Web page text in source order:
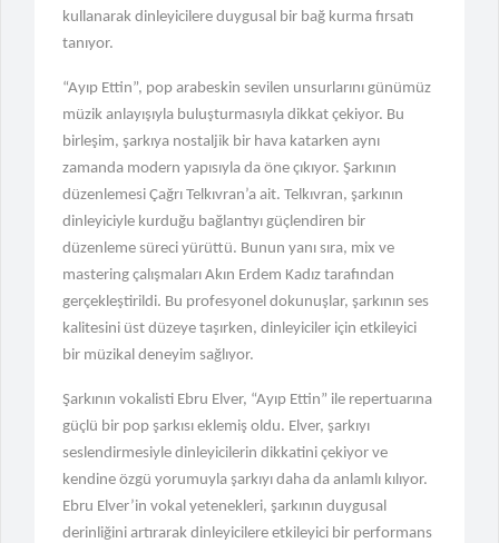
"Manisa'da Rüşvet Operasyonu: Yeni
CHP'de 'Truva Atı' İsimlere Disiplin
Süreci!
İade Kararı!
"Borç Krizi: Bankalar Gayrimenkul
Satışına Başladı"
"Istanbul Jewelry Show 2026: 60.
Kumar Bağımlılığı: Toplumsal Bir
"Fıtık Tedavisinde Kapalı Cerrahinin
Avantajları"
"Ünlülerden AHBAP'a Yüklü
Bağışlar Yapıldı!"
kullanarak dinleyicilere duygusal bir bağ kurma fırsatı
tanıyor.
“Ayıp Ettin”, pop arabeskin sevilen unsurlarını günümüz
müzik anlayışıyla buluşturmasıyla dikkat çekiyor. Bu
birleşim, şarkıya nostaljik bir hava katarken aynı
zamanda modern yapısıyla da öne çıkıyor. Şarkının
düzenlemesi Çağrı Telkıvran’a ait. Telkıvran, şarkının
dinleyiciyle kurduğu bağlantıyı güçlendiren bir
düzenleme süreci yürüttü. Bunun yanı sıra, mix ve
mastering çalışmaları Akın Erdem Kadız tarafından
gerçekleştirildi. Bu profesyonel dokunuşlar, şarkının ses
kalitesini üst düzeye taşırken, dinleyiciler için etkileyici
bir müzikal deneyim sağlıyor.
Şarkının vokalisti Ebru Elver, “Ayıp Ettin” ile repertuarına
güçlü bir pop şarkısı eklemiş oldu. Elver, şarkıyı
seslendirmesiyle dinleyicilerin dikkatini çekiyor ve
kendine özgü yorumuyla şarkıyı daha da anlamlı kılıyor.
Ebru Elver’in vokal yetenekleri, şarkının duygusal
derinliğini artırarak dinleyicilere etkileyici bir performans